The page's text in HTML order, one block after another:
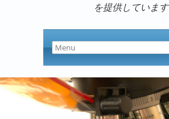
を提供しています